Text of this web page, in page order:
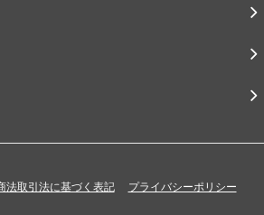
法取引法に基づく表記 プライバシーポリシー